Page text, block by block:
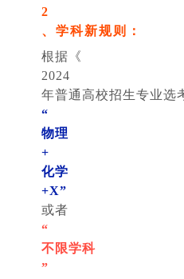
2
、学科新规则：
根据《
2024
年普通高校招生专业选
“
物理
+
化学
+X”
或者
“
不限学科
”